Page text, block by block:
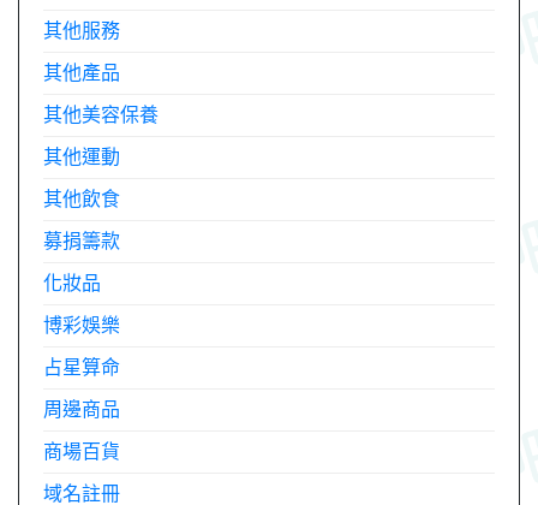
其他服務
其他產品
其他美容保養
其他運動
其他飲食
募捐籌款
化妝品
博彩娛樂
占星算命
周邊商品
商場百貨
域名註冊